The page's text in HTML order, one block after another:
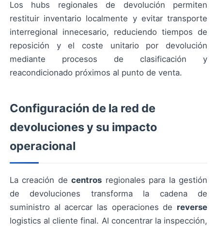
Los hubs regionales de devolución permiten
restituir inventario localmente y evitar transporte
interregional innecesario, reduciendo tiempos de
reposición y el coste unitario por devolución
mediante procesos de clasificación y
reacondicionado próximos al punto de venta.
Configuración de la red de
devoluciones y su impacto
operacional
La creación decentros regionales para la gestión
de devoluciones transforma la cadena de
suministro al acercar las operaciones de reverse
logistics al cliente final. Al concentrar la inspección,